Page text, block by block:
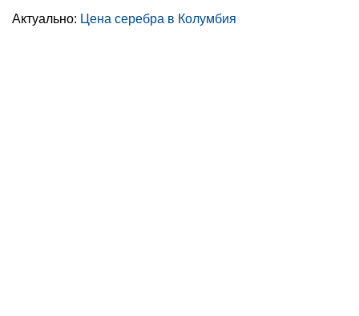
Актуально: Цена серебра в Колумбия